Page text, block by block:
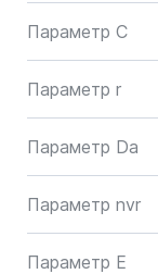
Параметр C
Параметр r
Параметр Da
Параметр nvr
Параметр E